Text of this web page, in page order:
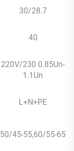
30/28.7
40
220V/230 0.85Un-
1.1Un
L+N+PE
50/45-55,60/55-65